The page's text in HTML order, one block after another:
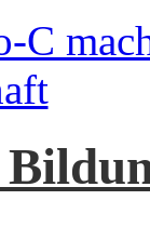
C